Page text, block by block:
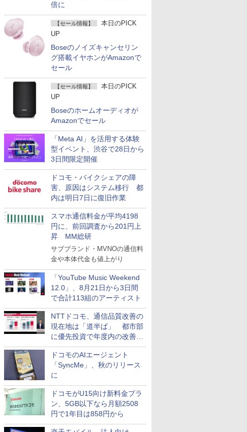
倍に
【セール情報】
本日のPICK
UP
Boseのノイズキャンセリン
グ搭載イヤホンがAmazonで
セール
【セール情報】
本日のPICK
UP
Boseのホームオーディオが
Amazonでセール
「Meta AI」を活用する体験
型イベント、渋谷で28日から
3日間限定開催
ドコモ・バイクシェアの障
害、原因はシステム移行 都
内は明日7日に復旧作業
スマホ通信料金が平均4198
円に、前回調査から201円上
昇 MM総研
サブブランド・MVNOの通信料
金や本体代金も値上がり
「YouTube Music Weekend
12.0」、8月21日から3日間
で合計113組のアーティスト
NTTドコモ、通信品質改善の
現在地は「道半ば」 都市部
に優先投資で年度内の改善目
指す
ドコモのAIエージェント
「SyncMe」、秋のリリース
に
ドコモがU15向け新料金プラ
ン、5GB以下なら月額2508
円で1年目は858円から